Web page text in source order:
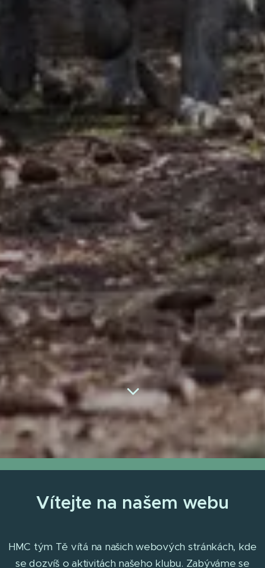
Vítejte na našem webu
HMC tým Tě vítá na našich webových stránkách, kde
se dozvíš o aktivitách našeho klubu. Zabýváme se